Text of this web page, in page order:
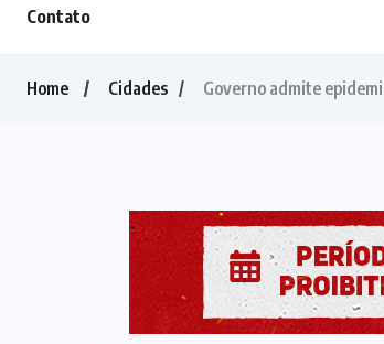
Contato
Home Cidades Governo admite